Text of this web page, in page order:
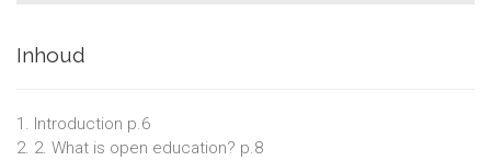
Inhoud
1. Introduction p.6
2. 2. What is open education? p.8